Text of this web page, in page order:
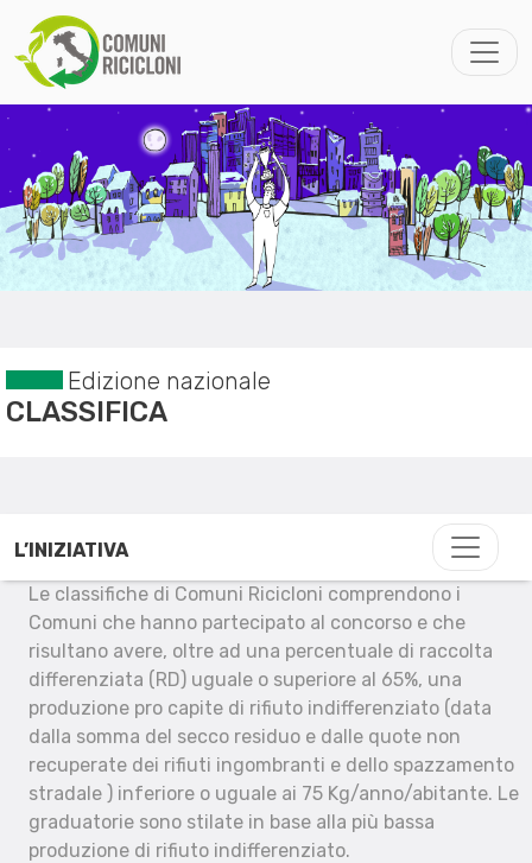
Edizione nazionale
CLASSIFICA
L’INIZIATIVA
Le classifiche di Comuni Ricicloni comprendono i
Comuni che hanno partecipato al concorso e che
risultano avere, oltre ad una percentuale di raccolta
differenziata (RD) uguale o superiore al 65%, una
produzione pro capite di rifiuto indifferenziato (data
dalla somma del secco residuo e dalle quote non
recuperate dei rifiuti ingombranti e dello spazzamento
stradale ) inferiore o uguale ai 75 Kg/anno/abitante. Le
graduatorie sono stilate in base alla più bassa
produzione di rifiuto indifferenziato.